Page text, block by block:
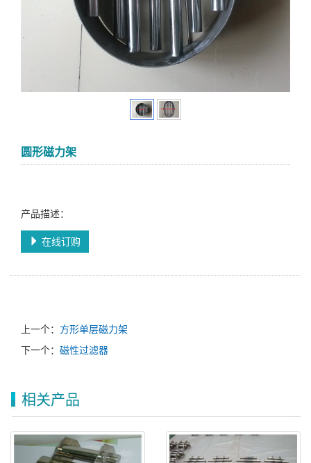
圆形磁力架
产品描述：
在线订购
上一个： 方形单层磁力架
下一个： 磁性过滤器
相关产品